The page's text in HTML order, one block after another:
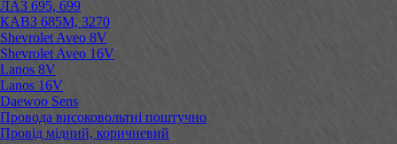
ЛАЗ 695, 699
КАВЗ 685М, 3270
Shevrolet Aveo 8V
Shevrolet Aveo 16V
Lanos 8V
Lanos 16V
Daewoo Sens
Провода високовольтні поштучно
Провід мідний, коричневий